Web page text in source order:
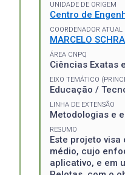
UNIDADE DE ORIGEM
Centro de
COORDENADOR ATUAL
MARCELO
ÁREA CNPQ
Ciências Exatas
EIXO TEMÁTICO
Educação /
LINHA DE EXTENSÃO
Metodologias e
RESUMO
Este projeto
médio, cujo
aplicativo, e em